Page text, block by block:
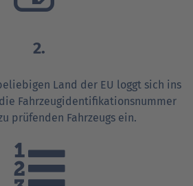
2.
Land der EU loggt sich ins
Fahrzeug­identifikations­nummer
prüfenden Fahrzeugs ein.